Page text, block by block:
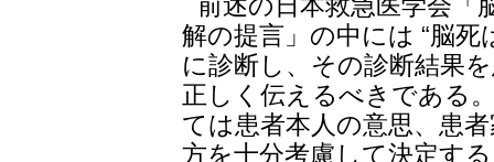
解の提言」の中には “脳
に診断し、その診断結果
正しく伝えるべきである
ては患者本人の意思、患
方を十分考慮して決定す